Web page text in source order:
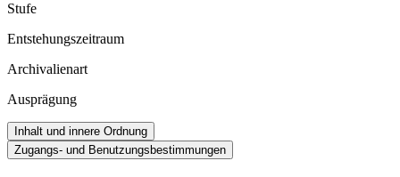
Stufe
Entstehungszeitraum
Archivalienart
Ausprägung
Inhalt und innere Ordnung
Zugangs- und Benutzungsbestimmungen